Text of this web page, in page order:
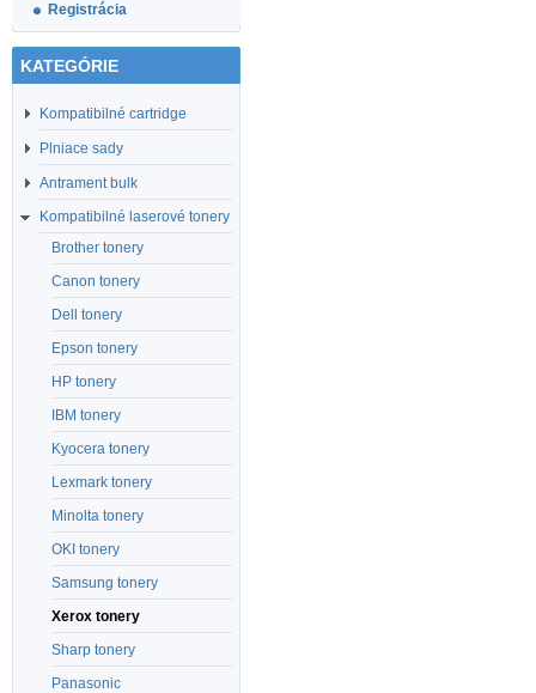
Registrácia
KATEGÓRIE
Kompatibilné cartridge
Plniace sady
Antrament bulk
Kompatibilné laserové tonery
Brother tonery
Canon tonery
Dell tonery
Epson tonery
HP tonery
IBM tonery
Kyocera tonery
Lexmark tonery
Minolta tonery
OKI tonery
Samsung tonery
Xerox tonery
Sharp tonery
Panasonic